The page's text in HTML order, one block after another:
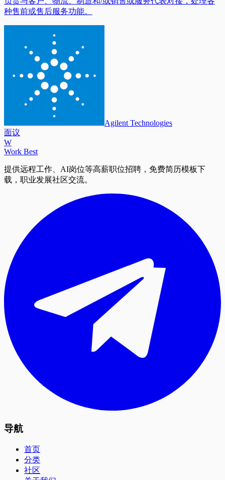
种售前或售后服务功能。
Agilent Technologies
面议
W
Work Best
提供远程工作、AI岗位等高薪职位招聘，免费简历模板下
载，职业发展社区交流。
导航
首页
分类
社区